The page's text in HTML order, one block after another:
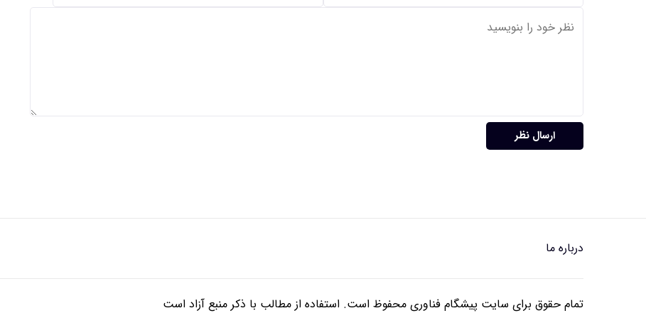
ارسال نظر
درباره ما
تمام حقوق برای سایت پیشگام فناوری محفوظ است. استفاده از مطالب با ذکر منبع آزاد است